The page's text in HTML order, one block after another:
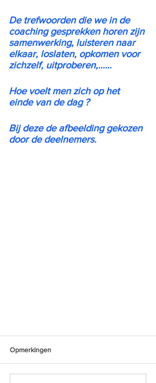
De trefwoorden die we in de
coaching gesprekken horen zijn
samenwerking, luisteren naar
elkaar, loslaten, opkomen voor
zichzelf, uitproberen,……
Hoe voelt men zich op het
einde van de dag ?
Bij deze de afbeelding gekozen
door de deelnemers.
Opmerkingen